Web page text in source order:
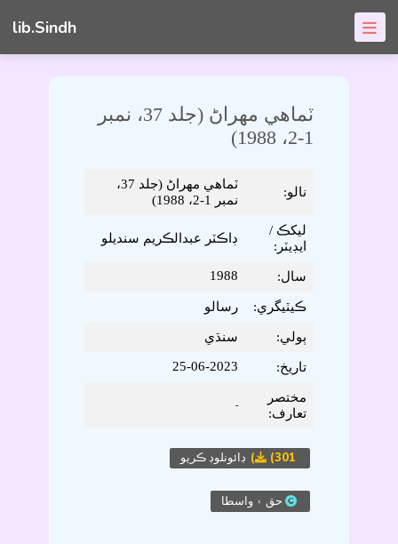
lib.Sindh
ٽماھي مھراڻ (جلد 37، نمبر
1-2، 1988)
ٽماھي مھراڻ (جلد 37،
نمبر 1-2، 1988)
نالو:
ڊاڪٽر عبدالڪريم سنديلو
ليکڪ /
ايڊيٽر:
1988 سال:
رسالو ڪيٽيگري:
سنڌي ٻولي:
25-06-2023 تاريخ:
-
مختصر
تعارف:
(301) ڊائونلوڊ ڪريو
حق ۽ واسطا